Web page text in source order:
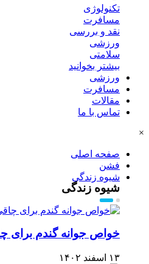
تکنولوژی
مسافرت
نقد و بررسی
ورزشی
سلامتی
بیشتر بخوانید
ورزشی
مسافرت
مقالات
تماس با ما
×
صفحه اصلی
فشن
شیوه زندگی
شیوه زندگی
خواص جوانه گندم برای
۱۳ اسفند ۱۴۰۲